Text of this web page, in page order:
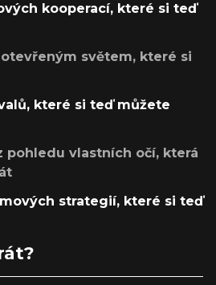
kooperací, které si teď
světem, které si
které si teď můžete
pohledu vlastních očí, která
strategií, které si teď